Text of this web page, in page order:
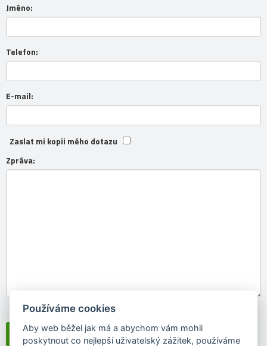
Jméno:
Telefon:
E-mail:
Zaslat mi kopii mého dotazu
Zpráva:
Souhlasím sezpracováním osobních údajů
Používáme cookies
Aby web běžel jak má a abychom vám mohli
poskytnout co nejlepší uživatelský zážitek, používáme